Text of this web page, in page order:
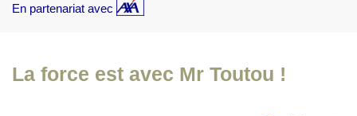
En partenariat avec
La force est avec Mr Toutou !